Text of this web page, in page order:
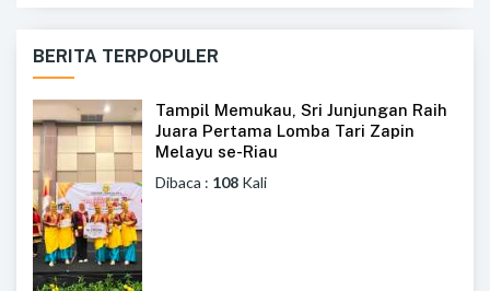
BERITA TERPOPULER
Tampil Memukau, Sri Junjungan Raih
Juara Pertama Lomba Tari Zapin
Melayu se-Riau
Dibaca : 108 Kali